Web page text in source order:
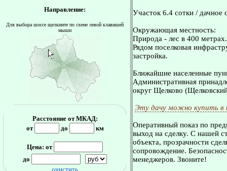
Направление:
Для выбора шоссе щелкните по схеме левой клавишей
мыши
Расстояние от МКАД:
от
до км
Цена: от
до
очистить
Участок 6.4 сотки / дачное
Окружающая местность:
Природа - лес в 400 метрах.
Рядом поселковая
застройка.
Ближайшие населенные
Административная
округ Щелково
Эту дачу можно купить в
Оперативный показ по
выход на сделку. С нашей
объекта, прозрачности
сопровождение.
менеджеров. Звоните!